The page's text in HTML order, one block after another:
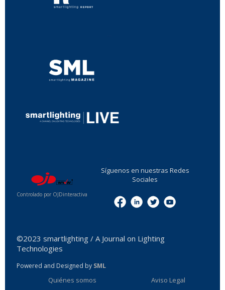
Controlado por OJDinteractiva
Síguenos en nuestras Redes
Sociales
©2023 smartlighting / A Journal on Lighting
Technologies
Powered and Designed by SML
Quiénes somos Aviso Legal